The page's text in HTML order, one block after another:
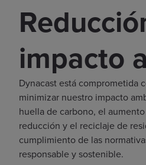
impacto
Dynacast está comprometida
minimizar nuestro impacto
huella de carbono, el
reducción y el reciclaje de
cumplimiento de las
responsable y sostenible.